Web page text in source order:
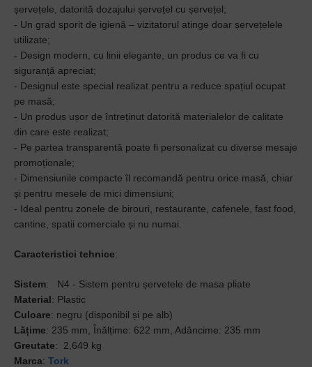
șervețele, datorită dozajului șervețel cu șervețel;
- Un grad sporit de igienă – vizitatorul atinge doar șervețelele
utilizate;
- Design modern, cu linii elegante, un produs ce va fi cu
siguranță apreciat;
- Designul este special realizat pentru a reduce spațiul ocupat
pe masă;
- Un produs ușor de întreținut datorită materialelor de calitate
din care este realizat;
- Pe partea transparentă poate fi personalizat cu diverse mesaje
promoționale;
- Dimensiunile compacte îl recomandă pentru orice masă, chiar
și pentru mesele de mici dimensiuni;
- Ideal pentru zonele de birouri, restaurante, cafenele, fast food,
cantine, spatii comerciale și nu numai.
Caracteristici tehnice:
Sistem: N4 - Sistem pentru șervetele de masa pliate
Material: Plastic
Culoare: negru (disponibil și pe alb)
Lățime: 235 mm, Înălțime: 622 mm, Adâncime: 235 mm
Greutate: 2,649 kg
Marca: Tork